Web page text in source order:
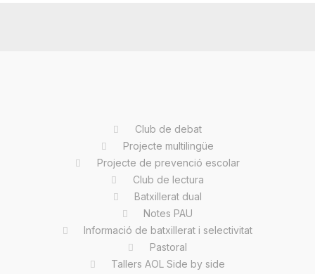
Club de debat
Projecte multilingüe
Projecte de prevenció escolar
Club de lectura
Batxillerat dual
Notes PAU
Informació de batxillerat i selectivitat
Pastoral
Tallers AOL Side by side